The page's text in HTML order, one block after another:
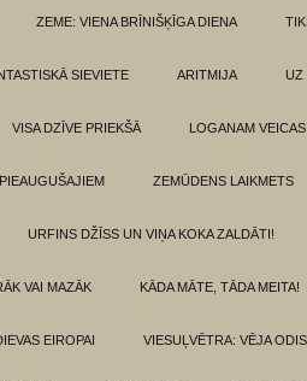
ZEME: VIENA BRĪNIŠĶĪGA DIENA
SIEVIETE ARITMIJA UZ
VISA DZĪVE PRIEKŠĀ LOGANAM VEICAS
ZEMŪDENS LAIKMETS
URFINS DŽĪSS UN VIŅA KOKA ZALDĀTI!
VAI MAZĀK KĀDA MĀTE, TĀDA MEITA!
EIROPAI VIESUĻVĒTRA: VĒJA